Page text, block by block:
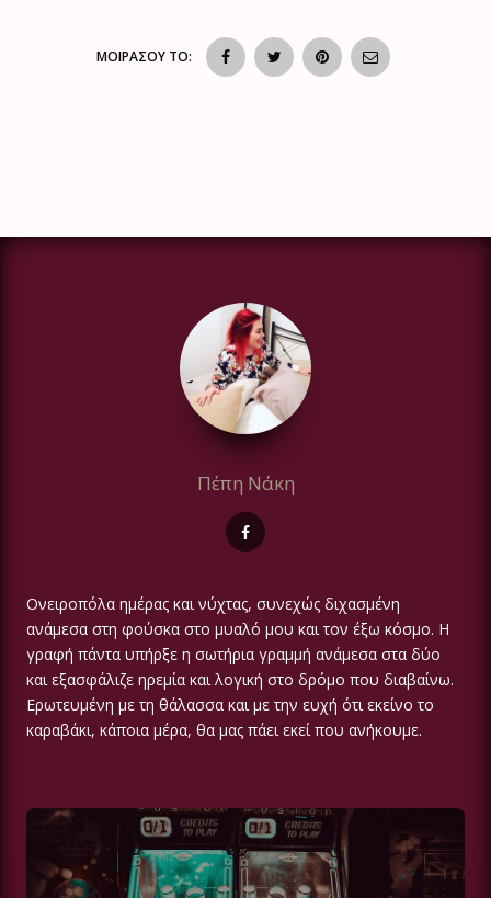
ΜΟΙΡΑΣΟΥ ΤΟ:
Πέπη Νάκη
Ονειροπόλα ημέρας και νύχτας, συνεχώς διχασμένη
ανάμεσα στη φούσκα στο μυαλό μου και τον έξω κόσμο. Η
γραφή πάντα υπήρξε η σωτήρια γραμμή ανάμεσα στα δύο
και εξασφάλιζε ηρεμία και λογική στο δρόμο που διαβαίνω.
Ερωτευμένη με τη θάλασσα και με την ευχή ότι εκείνο το
καραβάκι, κάποια μέρα, θα μας πάει εκεί που ανήκουμε.